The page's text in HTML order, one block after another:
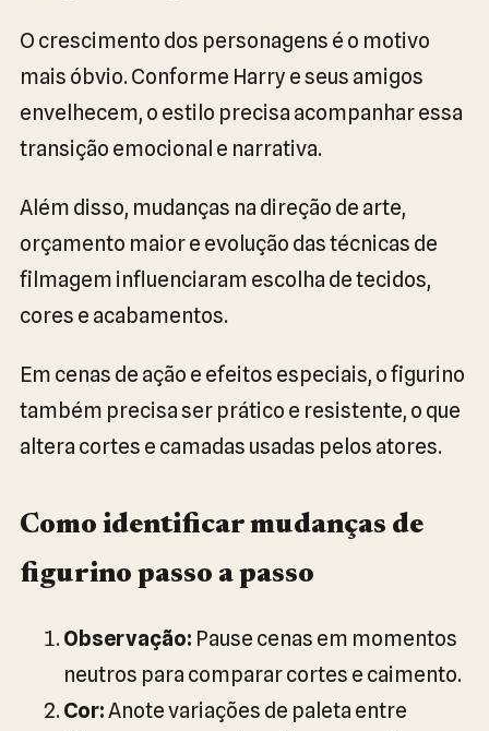
O crescimento dos personagens é o motivo
mais óbvio. Conforme Harry e seus amigos
envelhecem, o estilo precisa acompanhar essa
transição emocional e narrativa.
Além disso, mudanças na direção de arte,
orçamento maior e evolução das técnicas de
filmagem influenciaram escolha de tecidos,
cores e acabamentos.
Em cenas de ação e efeitos especiais, o figurino
também precisa ser prático e resistente, o que
altera cortes e camadas usadas pelos atores.
Como identificar mudanças de
figurino passo a passo
Observação: Pause cenas em momentos
neutros para comparar cortes e caimento.
Cor:Anote variações de paleta entre